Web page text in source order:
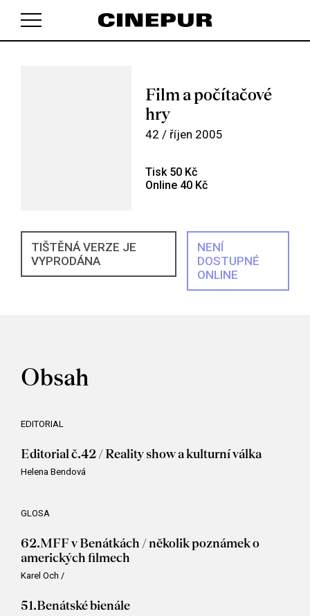
Film a počítačové
hry
42 / říjen 2005
Tisk 50 Kč
Online 40 Kč
TIŠTĚNÁ VERZE JE
VYPRODÁNA
NENÍ
DOSTUPNÉ
ONLINE
Obsah
EDITORIAL
Editorial č.42 / Reality show a kulturní válka
Helena Bendová
GLOSA
62.MFF v Benátkách / několik poznámek o
amerických filmech
Karel Och /
51.Benátské bienále